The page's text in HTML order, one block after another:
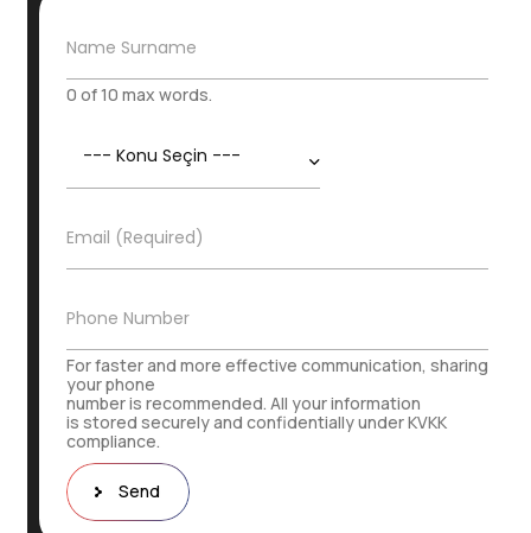
N
m
m
e
Name Surname
0 of 10 max words.
n
*
E
s
t
a
*
Email (Required)
İ
t
i
b
a
t
N
u
m
Phone Number
For faster and more effective communication, sharing
your phone
number is recommended. All your information
is stored securely and confidentially under KVKK
compliance.
Send